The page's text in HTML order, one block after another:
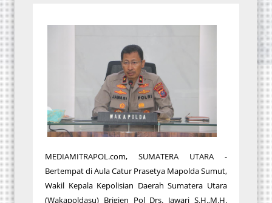
MEDIAMITRAPOL.com, SUMATERA UTARA -
Bertempat di Aula Catur Prasetya Mapolda Sumut,
Wakil Kepala Kepolisian Daerah Sumatera Utara
(Wakapoldasu) Brigjen Pol Drs. Jawari S.H.,M.H.